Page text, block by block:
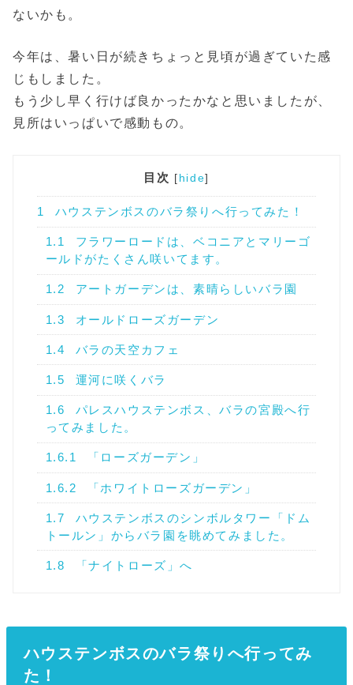
ないかも。
今年は、暑い日が続きちょっと見頃が過ぎていた感
じもしました。
もう少し早く行けば良かったかなと思いましたが、
見所はいっぱいで感動もの。
目次 [ hide]
1 ハウステンボスのバラ祭りへ行ってみた！
1.1
フラワーロードは、ベコニアとマリーゴ
ールドがたくさん咲いてます。
1.2 アートガーデンは、素晴らしいバラ園
1.3 オールドローズガーデン
1.4 バラの天空カフェ
1.5 運河に咲くバラ
1.6
パレスハウステンボス、バラの宮殿へ行
ってみました。
1.6.1 「ローズガーデン」
1.6.2 「ホワイトローズガーデン」
1.7
ハウステンボスのシンボルタワー「ドム
トールン」からバラ園を眺めてみました。
1.8 「ナイトローズ」へ
ハウステンボスのバラ祭りへ行ってみ
た！